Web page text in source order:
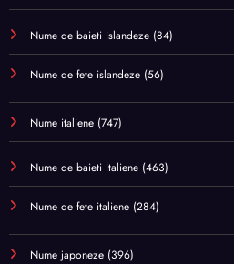
Nume de baieti islandeze (84)
Nume de fete islandeze (56)
Nume italiene (747)
Nume de baieti italiene (463)
Nume de fete italiene (284)
Nume japoneze (396)